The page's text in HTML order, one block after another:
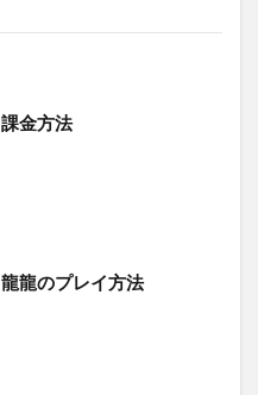
課金方法
龍龍のプレイ方法